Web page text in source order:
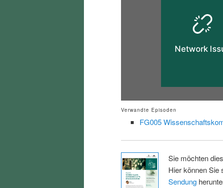
Verwandte Episoden
FG005
Sie möchten
Hier können Sie
Sendung